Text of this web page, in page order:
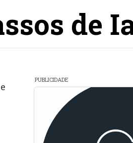
de
PUBLICIDADE